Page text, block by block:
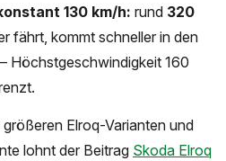
130 km/h: rund 320
fährt, kommt schneller in den
Höchstgeschwindigkeit 160
Elroq-Varianten und
lohnt der Beitrag Skoda Elroq